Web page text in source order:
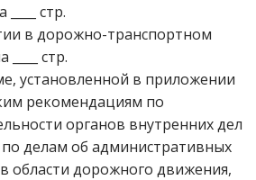
стр.
в дорожно-транспортном
стр.
установленной в приложении
рекомендациям по
органов внутренних дел
делам об административных
области дорожного движения,